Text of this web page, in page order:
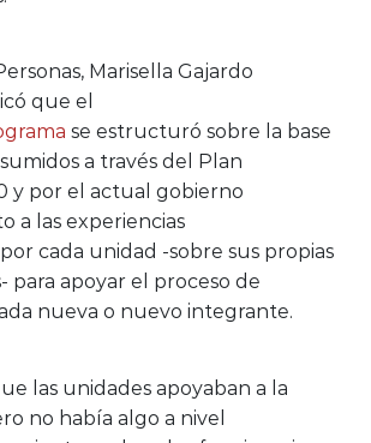
Marisella Gajardo
que el
se estructuró sobre la base
a través del Plan
y por el actual gobierno
a las experiencias
cada unidad -sobre sus propias
para apoyar el proceso de
nueva o nuevo integrante.
las unidades apoyaban a la
no había algo a nivel